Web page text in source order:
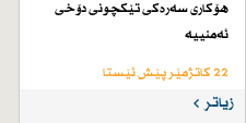
هۆكاری سەرەكی تێكچونی دۆخی
ئەمنییە
22 کاتژمێر پێش ئێستا
زیاتر